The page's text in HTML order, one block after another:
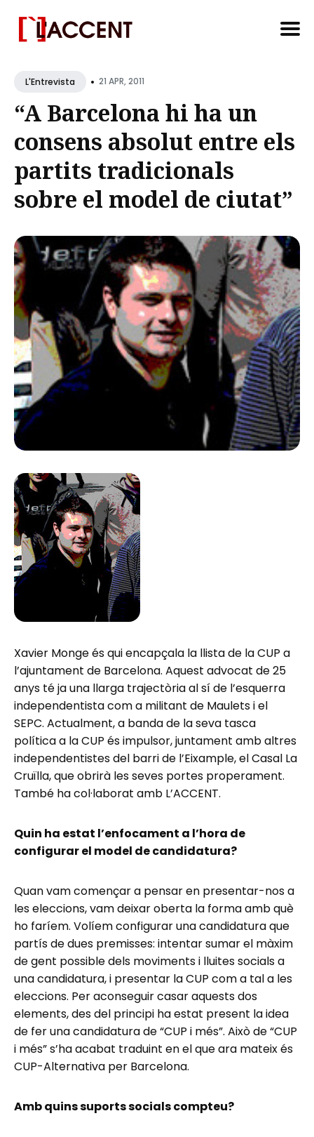
forL'Entrevista • 21 APR, 2011
“A Barcelona hi ha un
consens absolut entre els
partits tradicionals
sobre el model de ciutat”
Xavier Monge és qui encapçala la llista de la CUP a
l’ajuntament de Barcelona. Aquest advocat de 25
anys té ja una llarga trajectòria al sí de l’esquerra
independentista com a militant de Maulets i el
SEPC. Actualment, a banda de la seva tasca
política a la CUP és impulsor, juntament amb altres
independentistes del barri de l’Eixample, el Casal La
Cruïlla, que obrirà les seves portes properament.
També ha col·laborat amb L’ACCENT.
Quin ha estat l’enfocament a l’hora de
configurar el model de candidatura?
Quan vam començar a pensar en presentar-nos a
les eleccions, vam deixar oberta la forma amb què
ho faríem. Volíem configurar una candidatura que
partís de dues premisses: intentar sumar el màxim
de gent possible dels moviments i lluites socials a
una candidatura, i presentar la CUP com a tal a les
eleccions. Per aconseguir casar aquests dos
elements, des del principi ha estat present la idea
de fer una candidatura de “CUP i més”. Això de “CUP
i més” s’ha acabat traduint en el que ara mateix és
CUP-Alternativa per Barcelona.
Amb quins suports socials compteu?